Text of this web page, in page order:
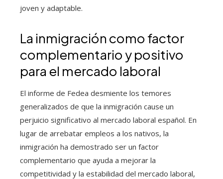
joven y adaptable.
La inmigración como factor
complementario y positivo
para el mercado laboral
El informe de Fedea desmiente los temores
generalizados de que la inmigración cause un
perjuicio significativo al mercado laboral español. En
lugar de arrebatar empleos a los nativos, la
inmigración ha demostrado ser un factor
complementario que ayuda a mejorar la
competitividad y la estabilidad del mercado laboral,